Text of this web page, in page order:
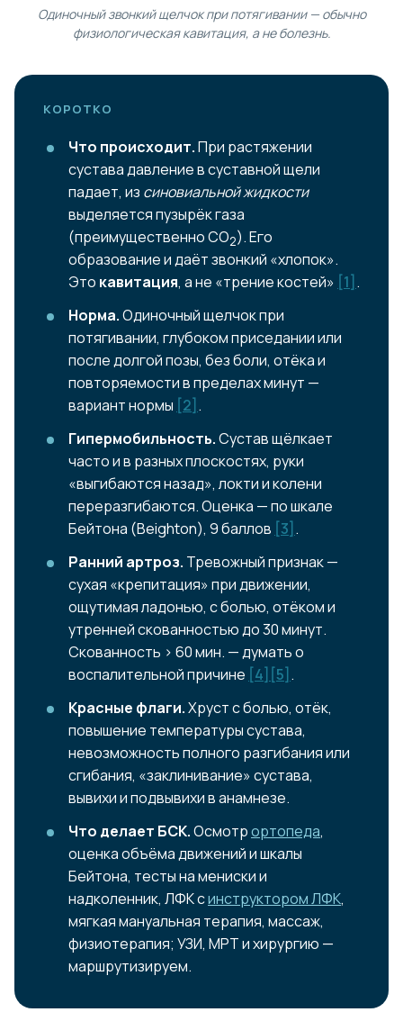
Одиночный звонкий щелчок при потягивании — обычно
физиологическая кавитация, а не болезнь.
КОРОТКО
Что происходит.При растяжении
сустава давление в суставной щели
падает, из синовиальной жидкости
выделяется пузырёк газа
(преимущественно СО2). Его
образование и даёт звонкий «хлопок».
Это кавитация, а не «трение костей» [1].
Норма.Одиночный щелчок при
потягивании, глубоком приседании или
после долгой позы, без боли, отёка и
повторяемости в пределах минут —
вариант нормы [2].
Гипермобильность.Сустав щёлкает
часто и в разных плоскостях, руки
«выгибаются назад», локти и колени
переразгибаются. Оценка — по шкале
Бейтона (Beighton), 9 баллов [3].
Ранний артроз. Тревожный признак —
сухая «крепитация» при движении,
ощутимая ладонью, с болью, отёком и
утренней скованностью до 30 минут.
Скованность > 60 мин. — думать о
воспалительной причине [4] [5].
Красные флаги.Хруст с болью, отёк,
повышение температуры сустава,
невозможность полного разгибания или
сгибания, «заклинивание» сустава,
вывихи и подвывихи в анамнезе.
Что делает БСК.Осмотрортопеда,
оценка объёма движений и шкалы
Бейтона, тесты на мениски и
надколенник, ЛФК синструктором ЛФК,
мягкая мануальная терапия, массаж,
физиотерапия; УЗИ, МРТ и хирургию —
маршрутизируем.